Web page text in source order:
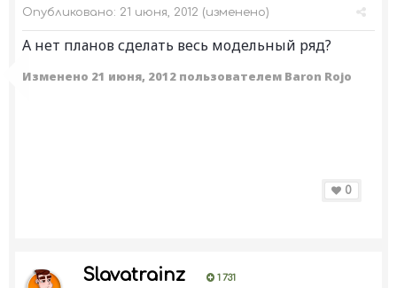
Опубликовано: 21 июня, 2012 (изменено)
А нет планов сделать весь модельный ряд?
Изменено 21 июня, 2012 пользователем Baron Rojo
0
Slavatrainz 1 731